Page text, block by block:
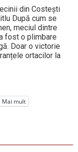
din Costești
După cum se
meciul dintre
fost o plimbare
Doar o victorie
ortacilor la
Mai mult